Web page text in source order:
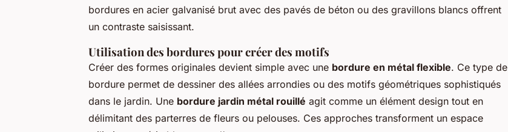
bordures en acier galvanisé brut avec des pavés de béton ou des gravillons blancs offrent
un contraste saisissant.
Utilisation des bordures pour créer des motifs
Créer des formes originales devient simple avec une bordure en métal flexible. Ce type de
bordure permet de dessiner des allées arrondies ou des motifs géométriques sophistiqués
dans le jardin. Une bordure jardin métal rouillé agit comme un élément design tout en
délimitant des parterres de fleurs ou pelouses. Ces approches transforment un espace